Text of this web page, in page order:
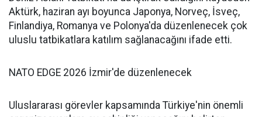
Aktürk, haziran ayı boyunca Japonya, Norveç, İsveç,
Finlandiya, Romanya ve Polonya'da düzenlenecek çok
uluslu tatbikatlara katılım sağlanacağını ifade etti.
NATO EDGE 2026 İzmir'de düzenlenecek
Uluslararası görevler kapsamında Türkiye'nin önemli